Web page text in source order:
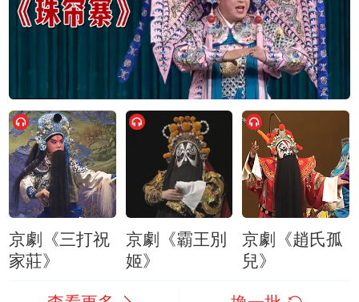
京劇《三打祝
家莊》
京劇《霸王別
姬》
京劇《趙氏孤
兒》